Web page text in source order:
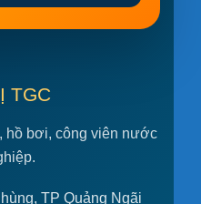
TGC
hồ bơi, công viên nước
TP Quảng Ngãi